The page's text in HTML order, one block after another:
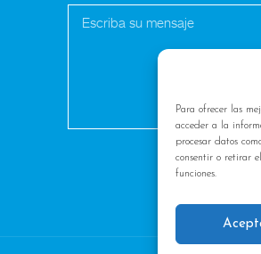
Para ofrecer las
acceder a la
procesar datos
consentir o retirar
funciones.